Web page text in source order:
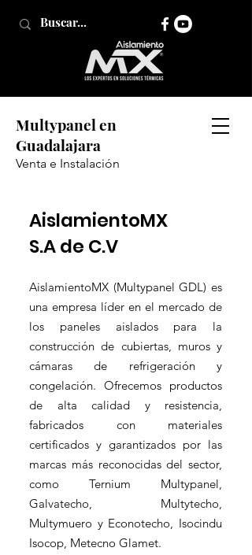
Multypanel en
Guadalajara
Venta e Instalación
AislamientoMX
S.A de C.V
AislamientoMX (Multypanel GDL) es
una empresa líder en el mercado de
los paneles aislados para la
construcción de cubiertas, muros y
cámaras de refrigeración y
congelación. Ofrecemos productos
de alta calidad y resistencia,
fabricados con materiales
certificados y garantizados por las
marcas más reconocidas del sector,
como Ternium Multypanel,
Galvatecho, Multytecho,
Multymuero y Econotecho, Isocindu
Isocop, Metecno Glamet.